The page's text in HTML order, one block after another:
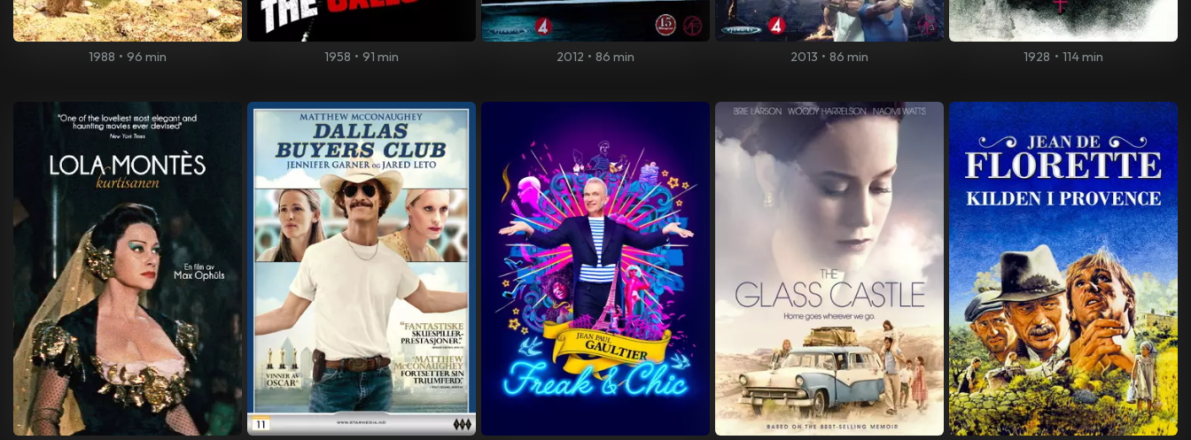
1988 • 96 min 1958 • 91 min 2012 • 86 min 2013 • 86 min 1928 • 114 min